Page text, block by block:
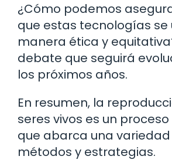
¿Cómo podemos
que estas tecnologías se
manera ética y
debate que seguirá
los próximos años.
En resumen, la
seres vivos es un
que abarca una
métodos y estrategias.